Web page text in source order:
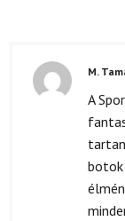
M.
A
botok